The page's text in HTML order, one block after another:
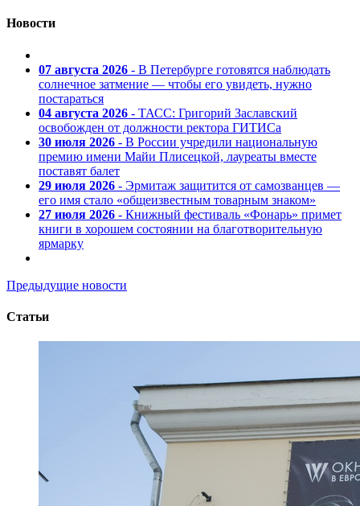
Новости
07 августа 2026 - В Петербурге готовятся наблюдать
солнечное затмение — чтобы его увидеть, нужно
постараться
04 августа 2026 - ТАСС: Григорий Заславский
освобожден от должности ректора ГИТИСа
30 июля 2026 - В России учредили национальную
премию имени Майи Плисецкой, лауреаты вместе
поставят балет
29 июля 2026 - Эрмитаж защитится от самозванцев —
его имя стало «общеизвестным товарным знаком»
27 июля 2026 - Книжный фестиваль «Фонарь» примет
книги в хорошем состоянии на благотворительную
ярмарку
Предыдущие новости
Статьи